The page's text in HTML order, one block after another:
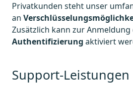
Privatkunden steht unser
an
Zusätzlich kann zur Anmeldung
Authentifizierung aktiviert
Support-Leistungen